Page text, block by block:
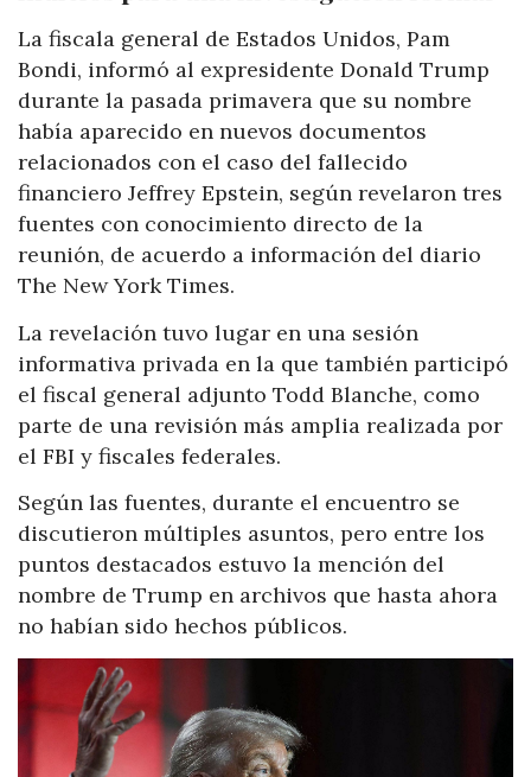
La fiscala general de Estados Unidos, Pam
Bondi, informó al expresidente Donald Trump
durante la pasada primavera que su nombre
había aparecido en nuevos documentos
relacionados con el caso del fallecido
financiero Jeffrey Epstein, según revelaron tres
fuentes con conocimiento directo de la
reunión, de acuerdo a información del diario
The New York Times.
La revelación tuvo lugar en una sesión
informativa privada en la que también participó
el fiscal general adjunto Todd Blanche, como
parte de una revisión más amplia realizada por
el FBI y fiscales federales.
Según las fuentes, durante el encuentro se
discutieron múltiples asuntos, pero entre los
puntos destacados estuvo la mención del
nombre de Trump en archivos que hasta ahora
no habían sido hechos públicos.